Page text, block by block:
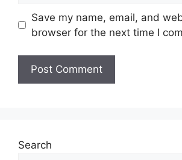
Save my name, email, and
browser for the next time I
Search